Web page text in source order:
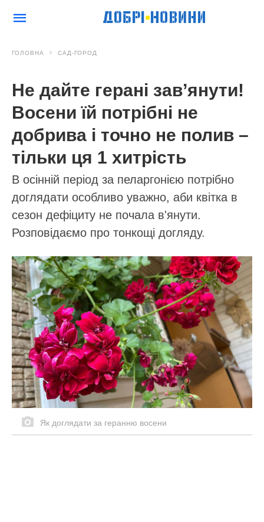
ГОЛОВНА САД-ГОРОД
Не дайте герані зав’янути!
Восени їй потрібні не
добрива і точно не полив –
тільки ця 1 хитрість
В осінній період за пеларгонією потрібно
доглядати особливо уважно, аби квітка в
сезон дефіциту не почала в'янути.
Розповідаємо про тонкощі догляду.
Як доглядати за геранню восени